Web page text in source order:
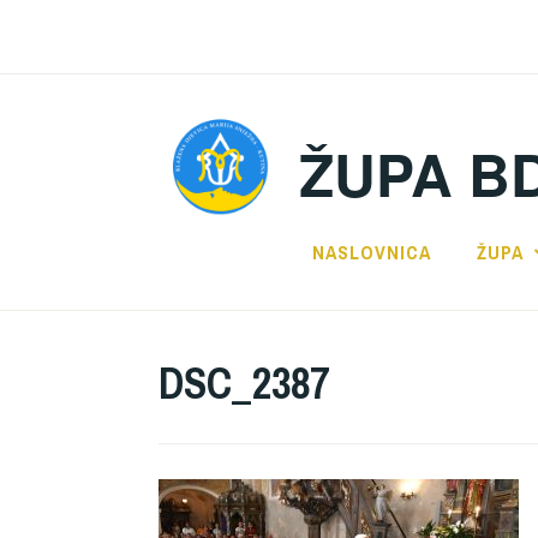
ŽUPA
NASLOVNICA ŽUPA
DSC_2387